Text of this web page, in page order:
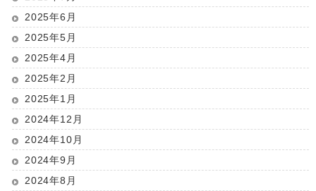
2025年6月
2025年5月
2025年4月
2025年2月
2025年1月
2024年12月
2024年10月
2024年9月
2024年8月